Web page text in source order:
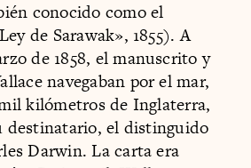
conocido como el
de Sarawak», 1855). A
de 1858, el manuscrito y
navegaban por el mar,
kilómetros de Inglaterra,
destinatario, el distinguido
Darwin. La carta era